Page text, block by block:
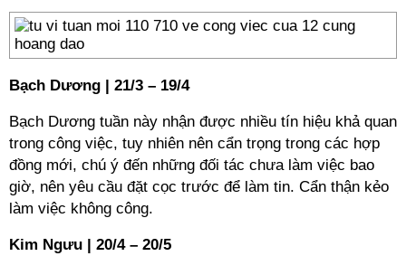
Bạch Dương | 21/3 – 19/4
Bạch Dương tuần này nhận được nhiều tín hiệu khả quan
trong công việc, tuy nhiên nên cẩn trọng trong các hợp
đồng mới, chú ý đến những đối tác chưa làm việc bao
giờ, nên yêu cầu đặt cọc trước để làm tin. Cẩn thận kẻo
làm việc không công.
Kim Ngưu | 20/4 – 20/5